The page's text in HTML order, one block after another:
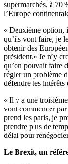
supermarchés, à 70
l’Europe
« Deuxième option,
qu’ils vont faire, je
obtenir des
président.« Je n’y
qu’on pouvait faire
régler un problème
défendre les intérêts
« Il y a une
vont commencer
prend les paris, je
prendre plus de
délai pour
Le Brexit, un